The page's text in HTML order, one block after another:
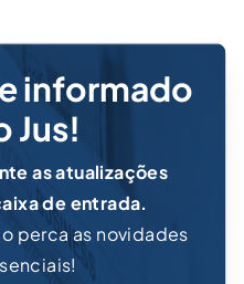
informado
Jus!
as atualizações
de entrada.
perca as novidades